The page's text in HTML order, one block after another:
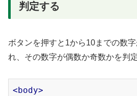
判定する
ボタンを押すと1から10までの数
れ、その数字が偶数か奇数かを判
< body>